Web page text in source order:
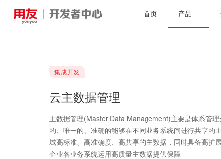
首页 产品
集成开发
云主数据管理
主数据管理(Master Data Management)主要是体系管
的、唯一的、准确的能够在不同业务系统间进行共享的
域高标准、高准确度、高共享的主数据，同时具备高扩
企业各业务系统运用高质量主数据提供保障